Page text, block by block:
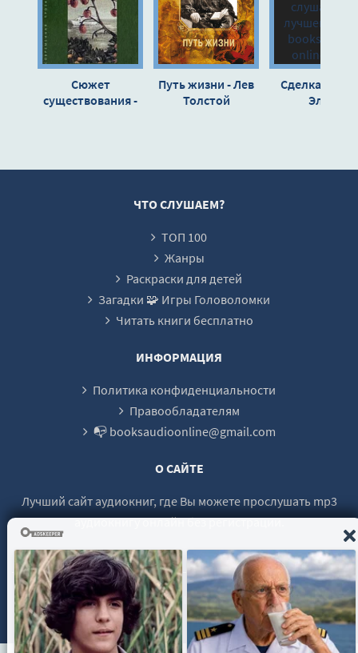
20
33
34
35
36
37
Сюжет
существования -
Путь жизни - Лев
Толстой
Сделка -
Элиа
ЧТО СЛУШАЕМ?
ТОП 100
Жанры
Раскраски для детей
Загадки 🧩 Игры Головоломки
Читать книги бесплатно
ИНФОРМАЦИЯ
Политика конфиденциальности
Правообладателям
📭 booksaudioonline@gmail.com
О САЙТЕ
Лучший сайт аудиокниг, где Вы можете прослушать mp3
аудиокнигу онлайн без регистрации.
© 2021 - 2026 booksaudio-online.com Все права защищены.